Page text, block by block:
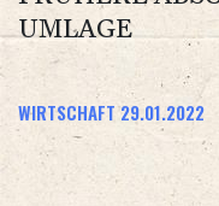
UMLAGE
WIRTSCHAFT 29.01.2022